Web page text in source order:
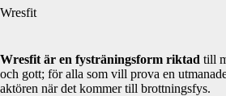
Wresfit
Wresfit är en fysträningsform riktad till
och gott; för alla som vill prova en
aktören när det kommer till brottningsfys.